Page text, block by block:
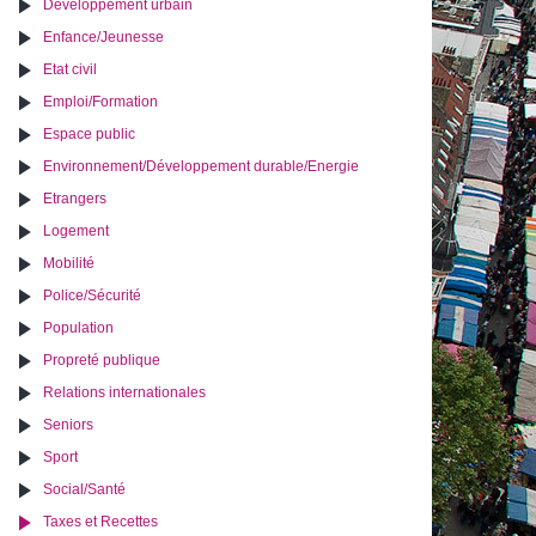
Développement urbain
Enfance/Jeunesse
Etat civil
Emploi/Formation
Espace public
Environnement/Développement durable/Energie
Etrangers
Logement
Mobilité
Police/Sécurité
Population
Propreté publique
Relations internationales
Seniors
Sport
Social/Santé
Taxes et Recettes